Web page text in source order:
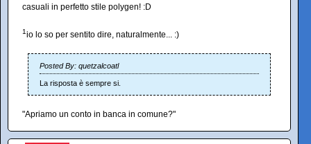
casuali in perfetto stile polygen! :D
1io lo so per sentito dire, naturalmente... :)
Posted By: quetzalcoatl
La risposta è sempre si.
"Apriamo un conto in banca in comune?"